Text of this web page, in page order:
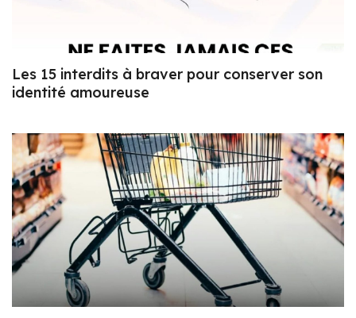
Les 15 interdits à braver pour conserver son
identité amoureuse